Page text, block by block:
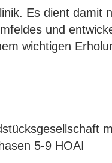
Es dient damit
und
wichtigen
5-9 HOAI